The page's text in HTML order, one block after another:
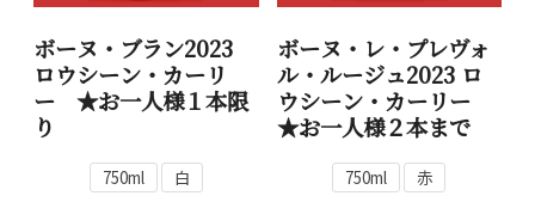
ボーヌ・ブラン2023
ロウシーン・カーリ
ー ★お一人様１本限
り
750ml 白
ボーヌ・レ・プレヴォ
ル・ルージュ2023 ロ
ウシーン・カーリー
★お一人様２本まで
750ml 赤